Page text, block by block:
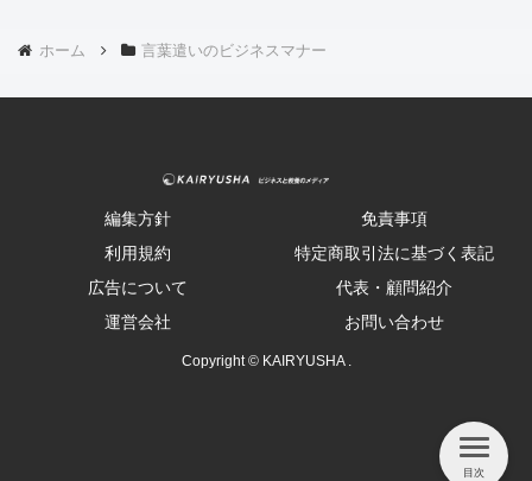
ホーム 言葉遣いのビジネスマナー
編集方針
免責事項
利用規約
特定商取引法に基づく表記
広告について
代表・顧問紹介
運営会社
お問い合わせ
Copyright © KAIRYUSHA .
目次